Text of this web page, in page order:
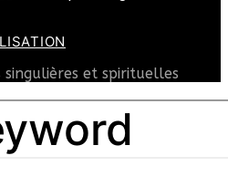
singulières et spirituelles